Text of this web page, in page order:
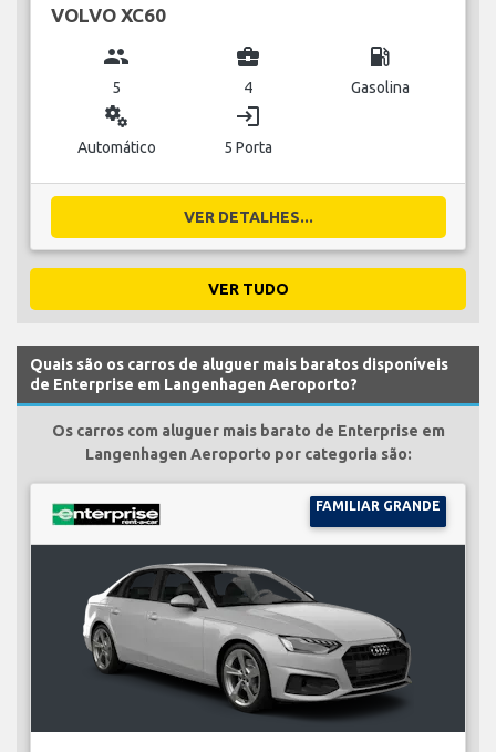
VOLVO XC60
group
5
business_center
4
local_gas_station
Gasolina
miscellaneous_services
Automático
login
5 Porta
VER DETALHES...
VER TUDO
Quais são os carros de aluguer mais baratos disponíveis
de Enterprise em Langenhagen Aeroporto?
Os carros com aluguer mais barato de Enterprise em
Langenhagen Aeroporto por categoria são:
FAMILIAR GRANDE